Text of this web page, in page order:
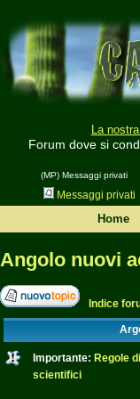
La
Forum dove si
(MP) Messaggi privati
Messaggi privati
Home
Angolo nuovi
Indice
Importante: Regole
scientifici